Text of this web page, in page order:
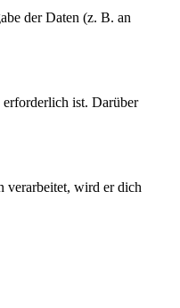
der Daten (z. B. an
erforderlich ist. Darüber
verarbeitet, wird er dich